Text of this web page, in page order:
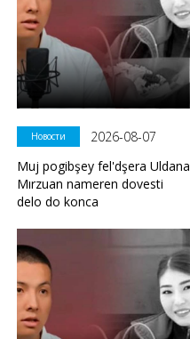
Новости
2026-08-07
Muj pogibşey fel'dşera Uldana
Mırzuan nameren dovesti
delo do konca